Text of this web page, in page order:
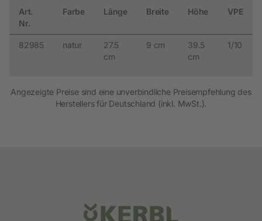
Art.
Nr.
Farbe Länge Breite Höhe VPE
82985 natur
27.5
cm
9 cm
39.5
cm
1/10
Angezeigte Preise sind eine unverbindliche Preisempfehlung des
Herstellers für Deutschland (inkl. MwSt.).